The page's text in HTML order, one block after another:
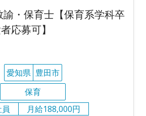
諭・保育士【保育系学科卒
応募可】
愛知県 豊田市
保育
月給188,000円